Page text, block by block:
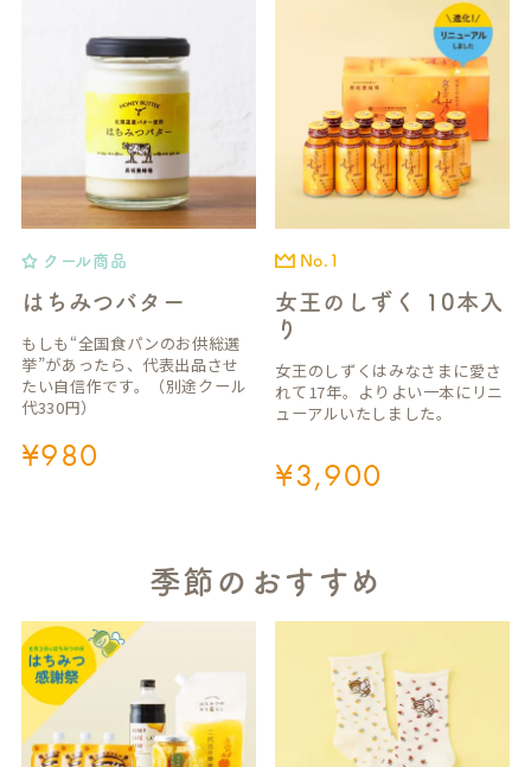
はちみつバター
クール商品
¥980
もしも“全国食パンのお供総選
挙”があったら、代表出品させ
たい自信作です。（別途クール
代330円）
女王のしずく 10本入
り
No.1
¥3,900
女王のしずくはみなさまに愛さ
れて17年。よりよい一本にリニ
ューアルいたしました。
季節のおすすめ